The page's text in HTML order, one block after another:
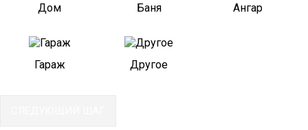
Дом Баня Ангар
Гараж Другое